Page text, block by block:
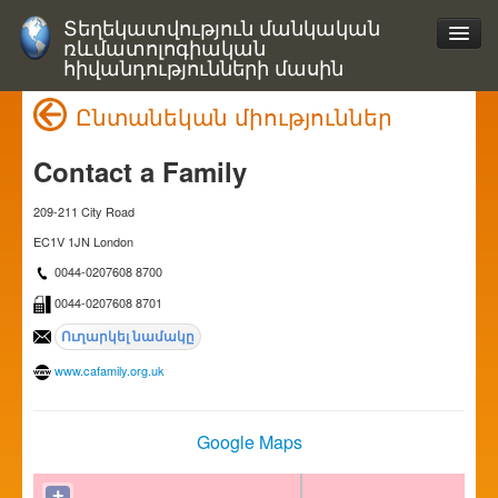
Տեղեկատվություն մանկական
ռևմատոլոգիական
հիվանդությունների մասին
Ընտանեկան միություններ
Contact a Family
209-211 City Road
EC1V 1JN London
0044-0207608 8700
0044-0207608 8701
www.cafamily.org.uk
Google Maps